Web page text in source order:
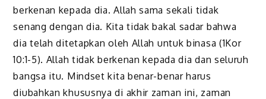
berkenan kepada dia. Allah sama sekali tidak
senang dengan dia. Kita tidak bakal sadar bahwa
dia telah ditetapkan oleh Allah untuk binasa (1Kor
10:1-5). Allah tidak berkenan kepada dia dan seluruh
bangsa itu. Mindset kita benar-benar harus
diubahkan khususnya di akhir zaman ini, zaman